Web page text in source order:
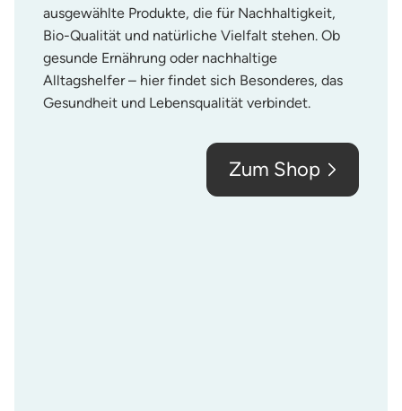
ausgewählte Produkte, die für Nachhaltigkeit,
Bio-Qualität und natürliche Vielfalt stehen. Ob
gesunde Ernährung oder nachhaltige
Alltagshelfer – hier findet sich Besonderes, das
Gesundheit und Lebensqualität verbindet.
Zum Shop